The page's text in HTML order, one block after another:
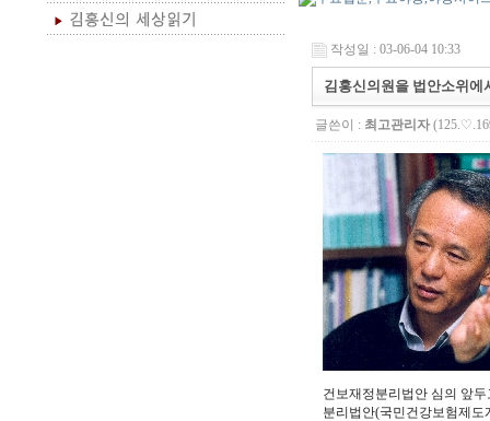
작성일 : 03-06-04 10:33
김홍신의원을 법안소위에
글쓴이 : 최고관리자
건보재정분리법안 심의 앞
분리법안(국민건강보험제